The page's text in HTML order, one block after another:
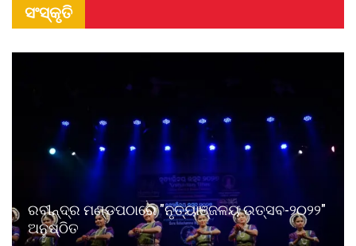
ସଂସ୍କୃତି
ରବୀନ୍ଦ୍ର ମଣ୍ଡପଠାରେ "ନୃତ୍ୟାଞ୍ଜଳୟ ଉତ୍ସବ-୨୦୨୨"
ଅନୁଷ୍ଠିତ